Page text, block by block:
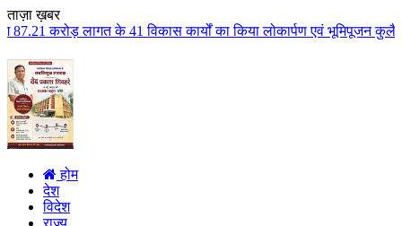
ताज़ा ख़बर
कार्यों का किया लोकार्पण एवं भूमिपूजन कुलैथ क्षेत्र के विकास के
होम
देश
विदेश
राज्य